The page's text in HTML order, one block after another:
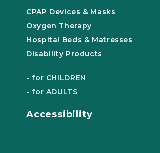
CPAP Devices & Masks
Oxygen Therapy
Hospital Beds & Matresses
Disability Products
- for CHILDREN
- for ADULTS
Accessibility